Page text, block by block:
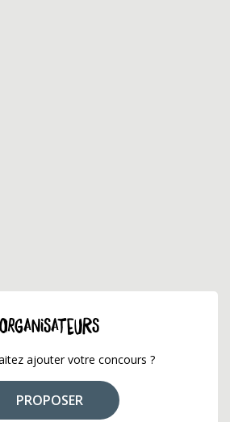
ORGANISATEURS
ajouter votre concours ?
PROPOSER